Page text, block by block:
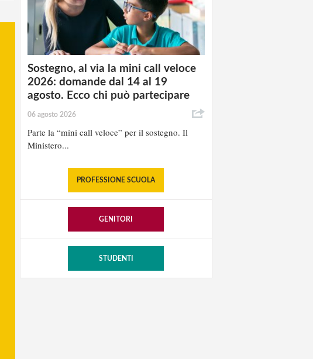
Sostegno, al via la mini call veloce
2026: domande dal 14 al 19
agosto. Ecco chi può partecipare
06 agosto 2026
Parte la “mini call veloce” per il sostegno. Il
Ministero...
PROFESSIONE SCUOLA
GENITORI
STUDENTI